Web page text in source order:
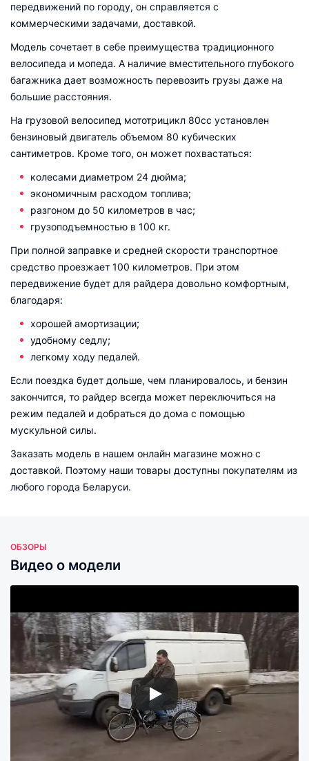
передвижений по городу, он справляется с
коммерческими задачами, доставкой.
Модель сочетает в себе преимущества традиционного
велосипеда и мопеда. А наличие вместительного глубокого
багажника дает возможность перевозить грузы даже на
большие расстояния.
На грузовой велосипед мототрицикл 80сс установлен
бензиновый двигатель объемом 80 кубических
сантиметров. Кроме того, он может похвастаться:
колесами диаметром 24 дюйма;
экономичным расходом топлива;
разгоном до 50 километров в час;
грузоподъемностью в 100 кг.
При полной заправке и средней скорости транспортное
средство проезжает 100 километров. При этом
передвижение будет для райдера довольно комфортным,
благодаря:
хорошей амортизации;
удобному седлу;
легкому ходу педалей.
Если поездка будет дольше, чем планировалось, и бензин
закончится, то райдер всегда может переключиться на
режим педалей и добраться до дома с помощью
мускульной силы.
Заказать модель в нашем онлайн магазине можно с
доставкой. Поэтому наши товары доступны покупателям из
любого города Беларуси.
ОБЗОРЫ
Видео о модели